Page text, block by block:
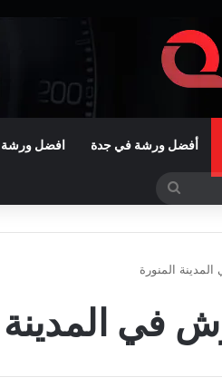
أفضل ورشة في جدة افضل
المنورة
في المدينة